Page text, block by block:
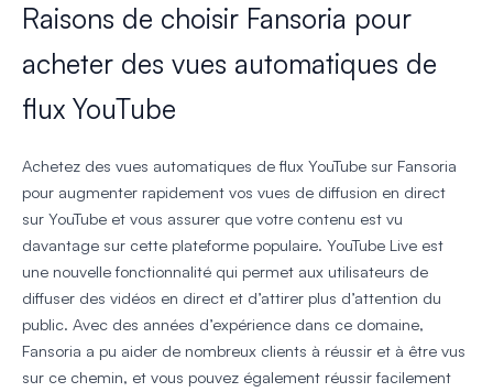
Raisons de choisir Fansoria pour
acheter des vues automatiques de
flux YouTube
Achetez des vues automatiques de flux YouTube sur Fansoria
pour augmenter rapidement vos vues de diffusion en direct
sur YouTube et vous assurer que votre contenu est vu
davantage sur cette plateforme populaire. YouTube Live est
une nouvelle fonctionnalité qui permet aux utilisateurs de
diffuser des vidéos en direct et d’attirer plus d’attention du
public. Avec des années d’expérience dans ce domaine,
Fansoria a pu aider de nombreux clients à réussir et à être vus
sur ce chemin, et vous pouvez également réussir facilement